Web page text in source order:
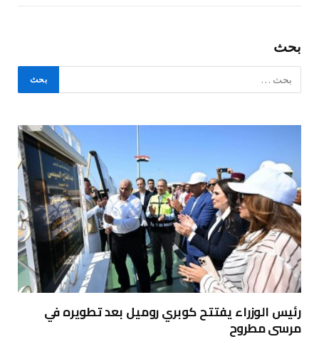
بحث
رئيس الوزراء يفتتح كوبري روميل بعد تطويره في
مرسى مطروح